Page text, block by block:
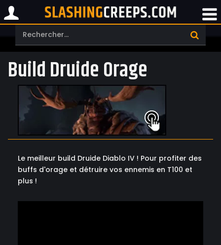
Build Druide Orage
Le meilleur build Druide Diablo IV ! Pour profiter des
buffs d'orage et détruire vos ennemis en T100 et
plus !